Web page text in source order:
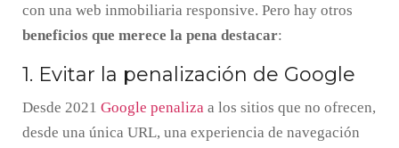
con una web inmobiliaria responsive. Pero hay otros
beneficios que merece la pena destacar:
1. Evitar la penalización de Google
Desde 2021 Google penaliza a los sitios que no ofrecen,
desde una única URL, una experiencia de navegación